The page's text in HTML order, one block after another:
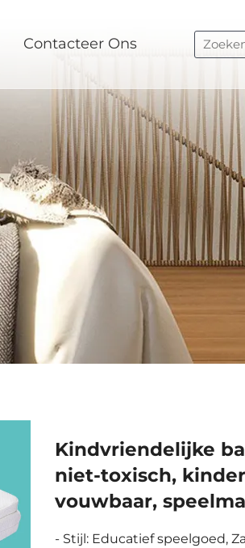
Contacteer Ons
Kindvriendelijke
niet-toxisch,
vouwbaar,
- Stijl: Educatief speelgoed,